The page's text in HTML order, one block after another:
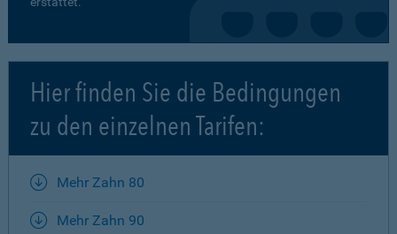
Hier finden Sie die Bedingungen
zu den einzelnen Tarifen:
Mehr Zahn 80
Mehr Zahn 90